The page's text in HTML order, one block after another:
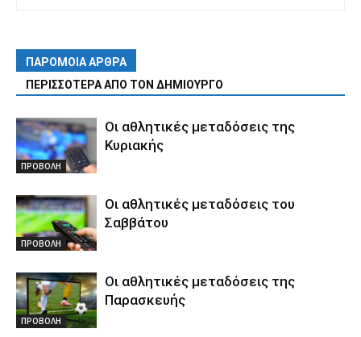
ΠΑΡΟΜΟΙΑ ΑΡΘΡΑ
ΠΕΡΙΣΣΟΤΕΡΑ ΑΠΟ ΤΟΝ ΔΗΜΙΟΥΡΓΟ
ΠΡΟΒΟΛΗ
Οι αθλητικές μεταδόσεις της
Κυριακής
ΠΡΟΒΟΛΗ
Οι αθλητικές μεταδόσεις του
Σαββάτου
ΠΡΟΒΟΛΗ
Οι αθλητικές μεταδόσεις της
Παρασκευής